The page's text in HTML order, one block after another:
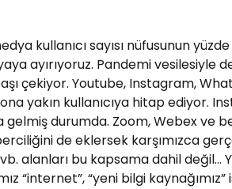
kullanıcı sayısı nüfusunun
ayırıyoruz. Pandemi
çekiyor. Youtube, Instagram,
yakın kullanıcıya hitap ediyor.
gelmiş durumda. Zoom, Webex
de eklersek karşımızca
alanları bu kapsama dahil
“internet”, “yeni bilgi